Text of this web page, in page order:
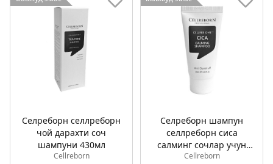
Селреборн cеллреборн
чой дарахти соч
шампуни 430мл
Cellreborn
Селреборн шампун
cеллреборн cиcа
cалминг сочлар учун
тинчлантирувчи 30мл
Cellreborn